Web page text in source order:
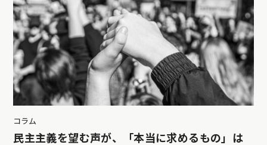
コラム
民主主義を望む声が、「本当に求めるもの」は